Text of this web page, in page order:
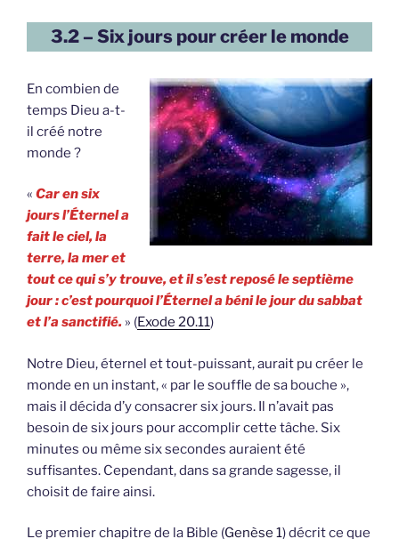
3.2 – Six jours pour créer le monde
En combien de
temps Dieu a-t-
il créé notre
monde ?
« Car en six
jours l’Éternel a
fait le ciel, la
terre, la mer et
tout ce qui s’y trouve, et il s’est reposé le septième
jour : c’est pourquoi l’Éternel a béni le jour du sabbat
et l’a sanctifié. » (Exode 20.11)
Notre Dieu, éternel et tout-puissant, aurait pu créer le
monde en un instant, « par le souffle de sa bouche »,
mais il décida d’y consacrer six jours. Il n’avait pas
besoin de six jours pour accomplir cette tâche. Six
minutes ou même six secondes auraient été
suffisantes. Cependant, dans sa grande sagesse, il
choisit de faire ainsi.
Le premier chapitre de la Bible (Genèse 1) décrit ce que